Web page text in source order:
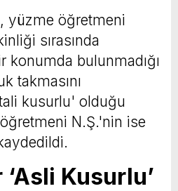
yüzme öğretmeni
sırasında
konumda bulunmadığı
takmasını
kusurlu' olduğu
N.Ş.'nin ise
Kusurlu’